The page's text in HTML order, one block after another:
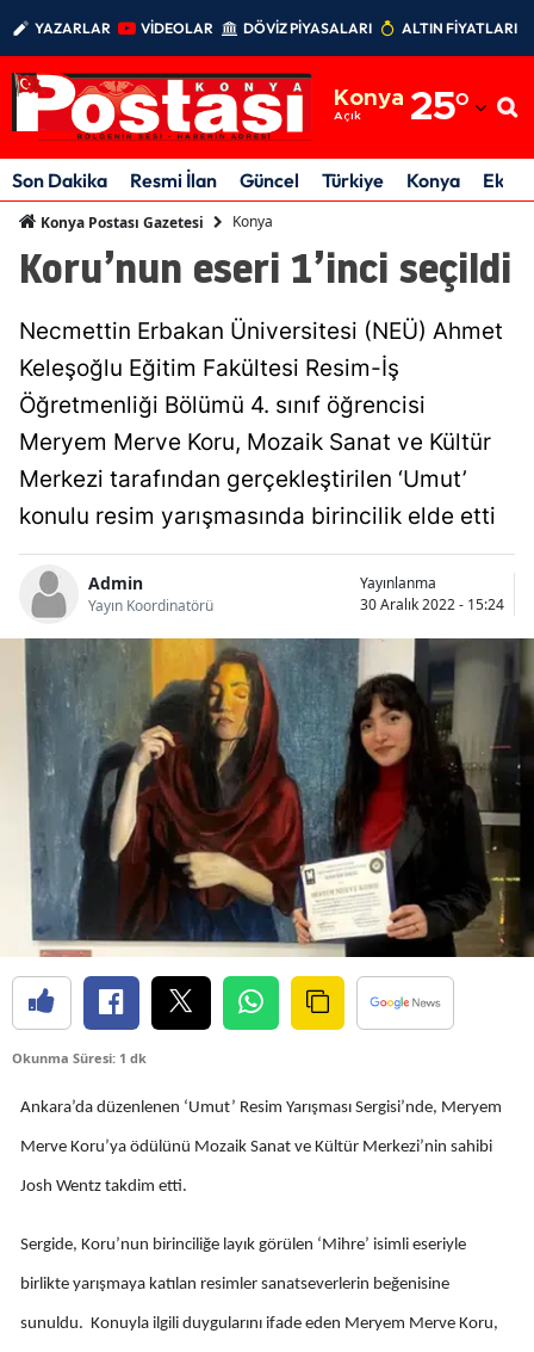
YAZARLAR VİDEOLAR DÖVİZ PİYASALARI ALTIN FİYATLARI
Konya
Açık 25°
Adıyaman
Afyonkarahisar
Amasya
Ankara
Antalya
Artvin
Balıkesir
Bilecik
Bingöl
Bitlis
Bolu
Burdur
Bursa
Çanakkale
Çankırı
Çorum
Denizli
Edirne
Elazığ
Erzurum
Eskişehir
Son Dakika Resmi İlan Güncel Türkiye Konya
Konya Postası Gazetesi Konya
Koru’nun eseri 1’inci seçildi
Necmettin Erbakan Üniversitesi (NEÜ) Ahmet
Keleşoğlu Eğitim Fakültesi Resim-İş
Öğretmenliği Bölümü 4. sınıf öğrencisi
Meryem Merve Koru, Mozaik Sanat ve Kültür
Merkezi tarafından gerçekleştirilen ‘Umut’
konulu resim yarışmasında birincilik elde etti
Admin
Yayın Koordinatörü
Yayınlanma
30 Aralık 2022 - 15:24
Okunma Süresi: 1 dk
Ankara’da düzenlenen ‘Umut’ Resim Yarışması Sergisi’nde, Meryem
Merve Koru’ya ödülünü Mozaik Sanat ve Kültür Merkezi’nin sahibi
Josh Wentz takdim etti.
Sergide, Koru’nun birinciliğe layık görülen ‘Mihre’ isimli eseriyle
birlikte yarışmaya katılan resimler sanatseverlerin beğenisine
sunuldu. Konuyla ilgili duygularını ifade eden Meryem Merve Koru,